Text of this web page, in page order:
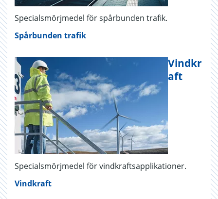
Specialsmörjmedel för spårbunden trafik.
Spårbunden trafik
Vindkr
aft
Specialsmörjmedel för vindkraftsapplikationer.
Vindkraft